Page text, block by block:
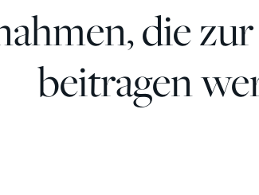
die
beitragen